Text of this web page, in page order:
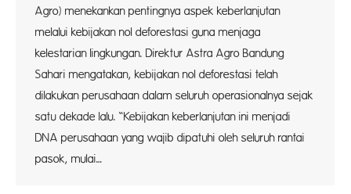
Agro) menekankan pentingnya aspek keberlanjutan
melalui kebijakan nol deforestasi guna menjaga
kelestarian lingkungan. Direktur Astra Agro Bandung
Sahari mengatakan, kebijakan nol deforestasi telah
dilakukan perusahaan dalam seluruh operasionalnya sejak
satu dekade lalu. “Kebijakan keberlanjutan ini menjadi
DNA perusahaan yang wajib dipatuhi oleh seluruh rantai
pasok, mulai…